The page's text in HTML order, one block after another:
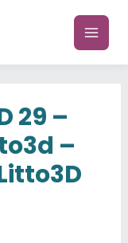
main
29 –
–